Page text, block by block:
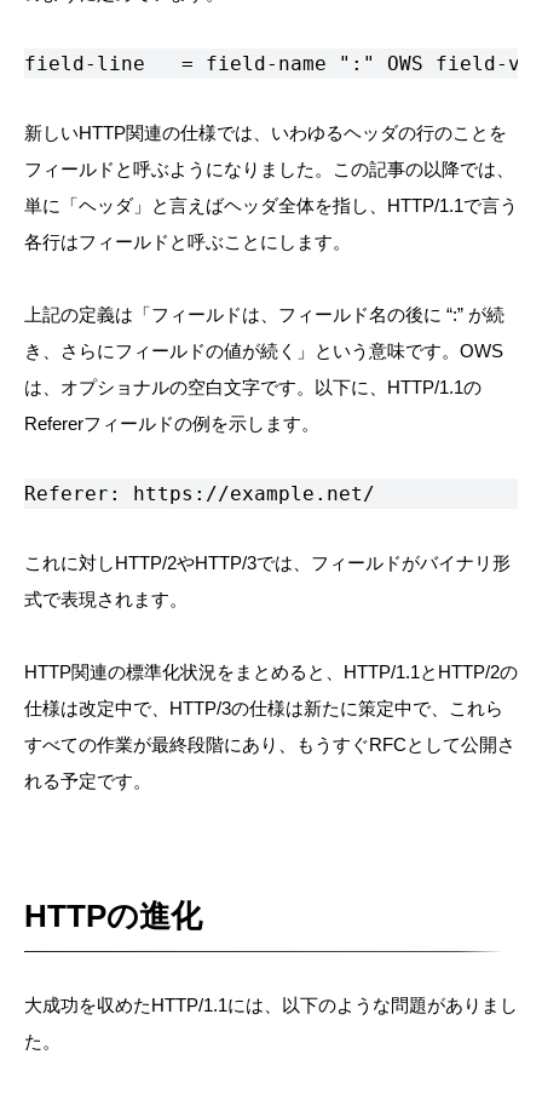
field-line   = field-name ":" OWS field-
新しいHTTP関連の仕様では、いわゆるヘッダの行のことを
フィールドと呼ぶようになりました。この記事の以降では、
単に「ヘッダ」と言えばヘッダ全体を指し、HTTP/1.1で言う
各行はフィールドと呼ぶことにします。
上記の定義は「フィールドは、フィールド名の後に “:” が続
き、さらにフィールドの値が続く」という意味です。OWS
は、オプショナルの空白文字です。以下に、HTTP/1.1の
Refererフィールドの例を示します。
Referer: https://example.net/
これに対しHTTP/2やHTTP/3では、フィールドがバイナリ形
式で表現されます。
HTTP関連の標準化状況をまとめると、HTTP/1.1とHTTP/2の
仕様は改定中で、HTTP/3の仕様は新たに策定中で、これら
すべての作業が最終段階にあり、もうすぐRFCとして公開さ
れる予定です。
HTTPの進化
大成功を収めたHTTP/1.1には、以下のような問題がありまし
た。